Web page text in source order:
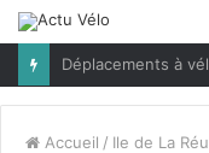
Accueil / Ile de La